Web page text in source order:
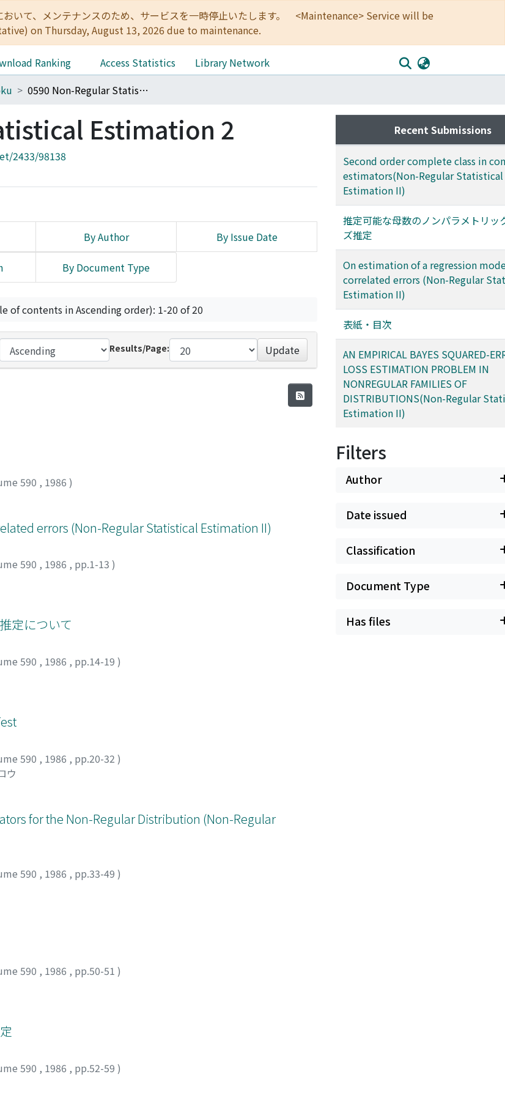
おいて、メンテナンスのため、サービスを一時停止いたします。 <Maintenance> Service will be
on Thursday, August 13, 2026 due to maintenance.
Ranking Access Statistics
Library Network
0590 Non-Regular Statistical Estimation 2
Estimation 2
2433/98138
By Author By Issue Date
By Document Type
of contents in Ascending order): 1-20 of 20
Results/Page: Update
590 , 1986 )
errors (Non-Regular Statistical Estimation II)
590 , 1986 , pp.1-13 )
定について
590 , 1986 , pp.14-19 )
590 , 1986 , pp.20-32 )
ウ
for the Non-Regular Distribution (Non-Regular
590 , 1986 , pp.33-49 )
590 , 1986 , pp.50-51 )
590 , 1986 , pp.52-59 )
Recent Submissions
Second order complete class in
estimators(Non-Regular Statistical
Estimation II)
推定可能な母数のノンパラメトリッ
ズ推定
On estimation of a regression
correlated errors (Non-Regular
Estimation II)
表紙・目次
AN EMPIRICAL BAYES SQUARED-
LOSS ESTIMATION PROBLEM IN
NONREGULAR FAMILIES OF
DISTRIBUTIONS(Non-Regular
Estimation II)
Filters
Author
Date issued
Classification
Document Type
Has files